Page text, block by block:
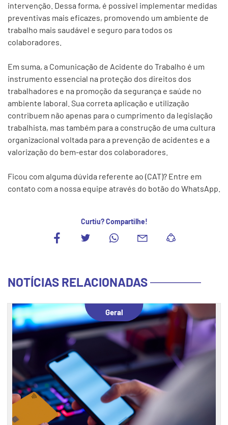
intervenção. Dessa forma, é possível implementar medidas
preventivas mais eficazes, promovendo um ambiente de
trabalho mais saudável e seguro para todos os
colaboradores.
Em suma, a Comunicação de Acidente do Trabalho é um
instrumento essencial na proteção dos direitos dos
trabalhadores e na promoção da segurança e saúde no
ambiente laboral. Sua correta aplicação e utilização
contribuem não apenas para o cumprimento da legislação
trabalhista, mas também para a construção de uma cultura
organizacional voltada para a prevenção de acidentes e a
valorização do bem-estar dos colaboradores.
Ficou com alguma dúvida referente ao (CAT)? Entre em
contato com a nossa equipe através do botão do WhatsApp.
Curtiu? Compartilhe!
NOTÍCIAS RELACIONADAS
Geral